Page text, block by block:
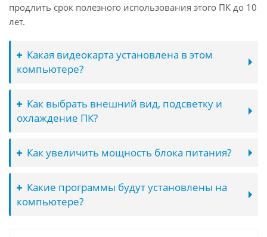
продлить срок полезного использования этого ПК до 10
лет.
Какая видеокарта установлена в этом
компьютере?
Как выбрать внешний вид, подсветку и
охлаждение ПК?
Как увеличить мощность блока питания?
Какие программы будут установлены на
компьютере?